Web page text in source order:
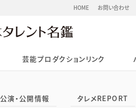
HOME お問い合わせ
芸能プロダクションリンク
公演・公開情報 タレメREPORT